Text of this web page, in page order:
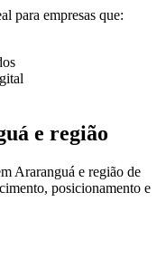
para empresas que:
e região
Araranguá e região de
posicionamento e